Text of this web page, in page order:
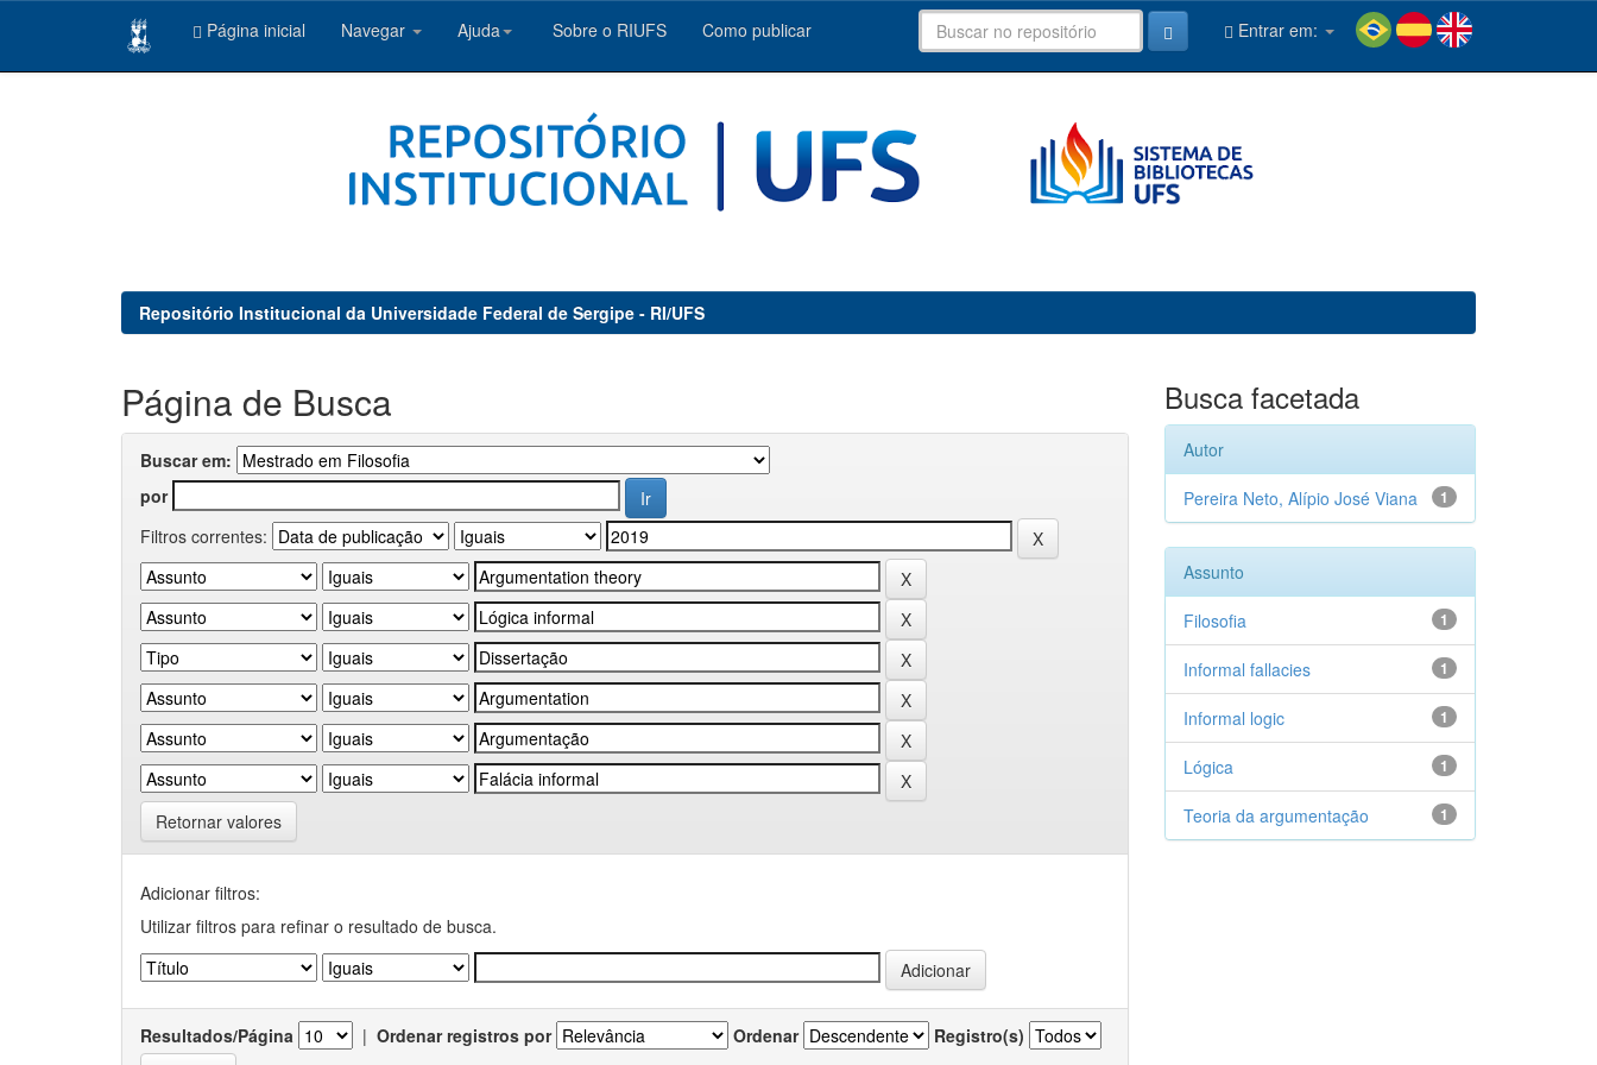
Página inicial Navegar Ajuda Sobre o RIUFS Como publicar Entrar em:
Repositório Institucional da Universidade Federal de Sergipe - RI/UFS
Página de Busca
Buscar em:
por
Filtros correntes:
Retornar valores
Adicionar filtros:
Utilizar filtros para refinar o resultado de busca.
Resultados/Página | Ordenar registros por Ordenar Registro(s)
Busca facetada
Autor
1
Pereira Neto, Alípio José Viana
Assunto
1
Filosofia
1
Informal fallacies
1
Informal logic
1
Lógica
1
Teoria da argumentação